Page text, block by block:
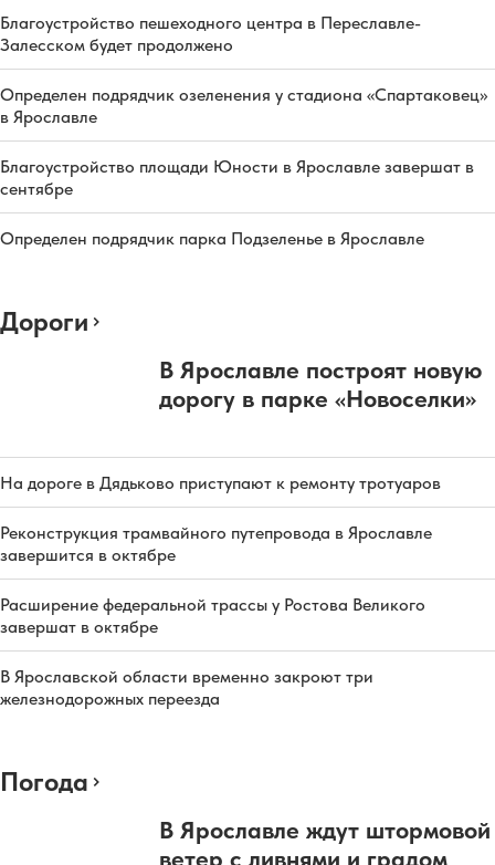
Благоустройство пешеходного центра в Переславле-
Залесском будет продолжено
Определен подрядчик озеленения у стадиона «Спартаковец»
в Ярославле
Благоустройство площади Юности в Ярославле завершат в
сентябре
Определен подрядчик парка Подзеленье в Ярославле
Дороги
В Ярославле построят новую
дорогу в парке «Новоселки»
На дороге в Дядьково приступают к ремонту тротуаров
Реконструкция трамвайного путепровода в Ярославле
завершится в октябре
Расширение федеральной трассы у Ростова Великого
завершат в октябре
В Ярославской области временно закроют три
железнодорожных переезда
Погода
В Ярославле ждут штормовой
ветер с ливнями и градом